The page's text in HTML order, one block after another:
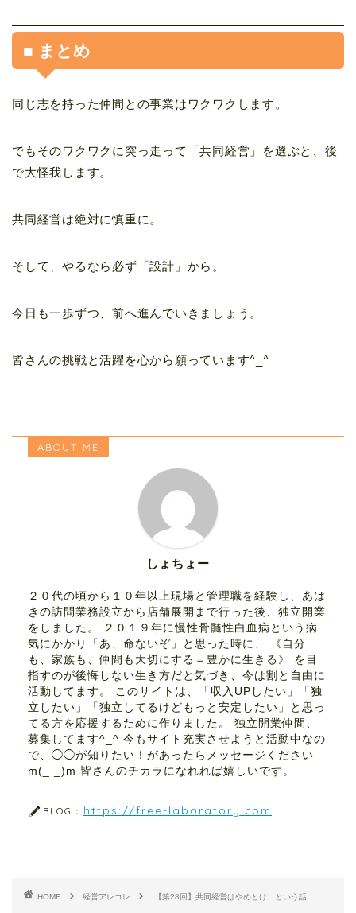
■ まとめ
同じ志を持った仲間との事業はワクワクします。
でもそのワクワクに突っ走って「共同経営」を選ぶと、後
で大怪我します。
共同経営は絶対に慎重に。
そして、やるなら必ず「設計」から。
今日も一歩ずつ、前へ進んでいきましょう。
皆さんの挑戦と活躍を心から願っています^_^
ABOUT ME
しょちょー
２０代の頃から１０年以上現場と管理職を経験し、あは
きの訪問業務設立から店舗展開まで行った後、独立開業
をしました。 ２０１９年に慢性骨髄性白血病という病
気にかかり「あ、命ないぞ」と思った時に、 《自分
も、家族も、仲間も大切にする＝豊かに生きる》 を目
指すのが後悔しない生き方だと気づき、今は割と自由に
活動してます。 このサイトは、「収入UPしたい」「独
立したい」「独立してるけどもっと安定したい」と思っ
てる方を応援するために作りました。 独立開業仲間、
募集してます^_^ 今もサイト充実させようと活動中なの
で、◯◯が知りたい！があったらメッセージください
m(_ _)m 皆さんのチカラになれれば嬉しいです。
BLOG： https://free-laboratory.com
HOME 経営アレコレ 【第28回】共同経営はやめとけ、という話